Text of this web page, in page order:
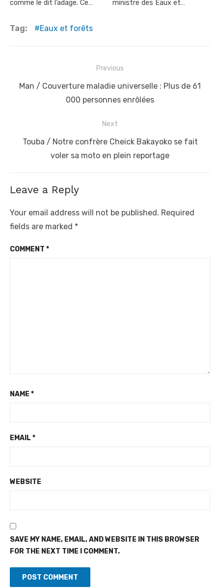
comme le dit l’adage. Ce…
ministre des Eaux et…
Tag: Eaux et forêts
navigation
Previous
Previous
Man / Couverture maladie universelle : Plus de 61
000 personnes enrôlées
Next
Next
Touba / Notre confrère Cheick Bakayoko se fait
voler sa moto en plein reportage
Leave a Reply
Your email address will not be published. Required
fields are marked *
COMMENT *
NAME *
EMAIL *
WEBSITE
SAVE MY NAME, EMAIL, AND WEBSITE IN THIS BROWSER
FOR THE NEXT TIME I COMMENT.